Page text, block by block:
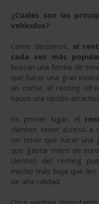
¿Cuáles son las
vehículos?
Como decíamos, el
cada vez más
buscan una forma de
que hacer una gran
un coche, el renting
hacen una opción
En primer lugar, el
clientes tener acceso a
sin tener que hacer una
que gastar miles de
clientes del renting
mucho más baja que
de alta calidad.